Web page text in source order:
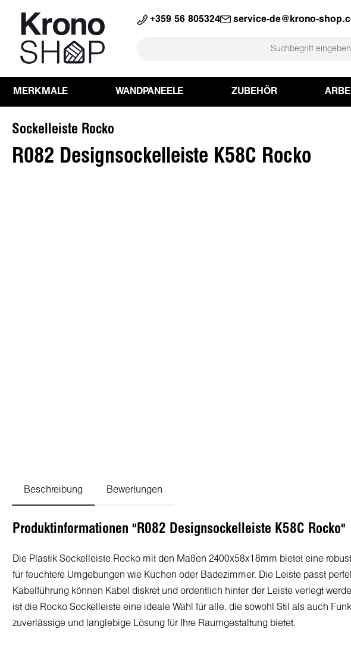
Zur Hauptnavigation springen
+359 56 805324 service-de@krono-
MERKMALE WANDPANEELE ZUBEHÖR
Sockelleiste Rocko
R082 Designsockelleiste K58C Rocko
Beschreibung Bewertungen
Produktinformationen "R082 Designsockelleiste K58C Rocko"
Die Plastik Sockelleiste Rocko mit den Maßen 2400x58x18mm bietet eine
für feuchtere Umgebungen wie Küchen oder Badezimmer. Die Leiste passt
Kabelführung können Kabel diskret und ordentlich hinter der Leiste verlegt
ist die Rocko Sockelleiste eine ideale Wahl für alle, die sowohl Stil als auch
zuverlässige und langlebige Lösung für Ihre Raumgestaltung bietet.